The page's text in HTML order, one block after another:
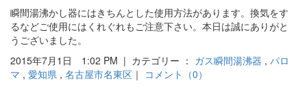
瞬間湯沸かし器にはきちんとした使用方法があります。換気をす
るなどご使用にはくれぐれもご注意下さい。本日は誠にありがと
うございました。
2015年7月1日 1:02 PM | カテゴリー ： ガス瞬間湯沸器 , パロ
マ , 愛知県 , 名古屋市名東区 ｜ コメント（0）